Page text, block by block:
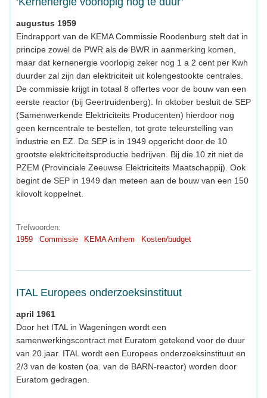
augustus 1959
Eindrapport van de KEMA Commissie Roodenburg stelt dat in
principe zowel de PWR als de BWR in aanmerking komen,
maar dat kernenergie voorlopig zeker nog 1 a 2 cent per Kwh
duurder zal zijn dan elektriciteit uit kolengestookte centrales.
De commissie krijgt in totaal 8 offertes voor de bouw van een
eerste reactor (bij Geertruidenberg). In oktober besluit de SEP
(Samenwerkende Elektriciteits Producenten) hierdoor nog
geen kerncentrale te bestellen, tot grote teleurstelling van
industrie en EZ. De SEP is in 1949 opgericht door de 10
grootste elektriciteitsproductie bedrijven. Bij die 10 zit niet de
PZEM (Provinciale Zeeuwse Elektriciteits Maatschappij). Ook
begint de SEP in 1949 dan meteen aan de bouw van een 150
kilovolt koppelnet.
Trefwoorden:
1959
Commissie KEMA Arnhem Kosten/budget
ITAL Europees onderzoeksinstituut
april 1961
Door het ITAL in Wageningen wordt een
samenwerkingscontract met Euratom getekend voor de duur
van 20 jaar. ITAL wordt een Europees onderzoeksinstituut en
2/3 van de kosten (oa. van de BARN-reactor) worden door
Euratom gedragen.